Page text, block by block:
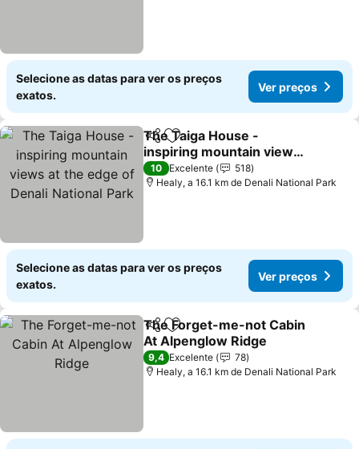
Selecione as datas para ver os preços
exatos.
Ver preços
PartilharAdicionar aos favoritos
The Taiga House -
inspiring mountain views
at the edge of Denali
National Park
Ver preços
10 Excelente
518
Healy, a 16.1 km de Denali National Park
Selecione as datas para ver os preços
exatos.
Ver preços
PartilharAdicionar aos favoritos
The Forget-me-not Cabin
At Alpenglow Ridge
Ver preços
9,4 Excelente
78
Healy, a 16.1 km de Denali National Park